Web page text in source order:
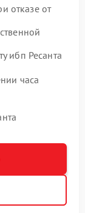
отказе от
ибп Ресанта
часа